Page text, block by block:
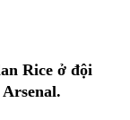
Rice ở đội